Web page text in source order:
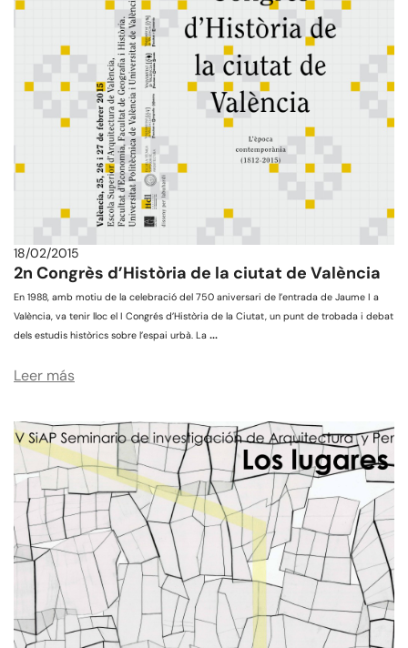
18/02/2015
2n Congrès d’Història de la ciutat de València
En 1988, amb motiu de la celebració del 750 aniversari de l’entrada de Jaume I a
València, va tenir lloc el I Congrés d’Història de la Ciutat, un punt de trobada i debat
dels estudis històrics sobre l’espai urbà. La …
Leer más